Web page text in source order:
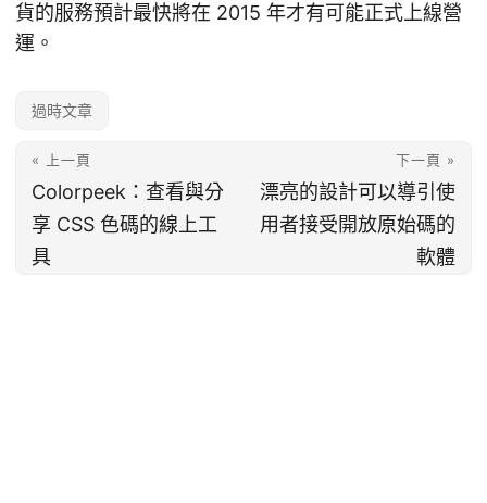
貨的服務預計最快將在 2015 年才有可能正式上線營
運。
過時文章
« 上一頁
Colorpeek：查看與分
享 CSS 色碼的線上工
具
下一頁 »
漂亮的設計可以導引使
用者接受開放原始碼的
軟體